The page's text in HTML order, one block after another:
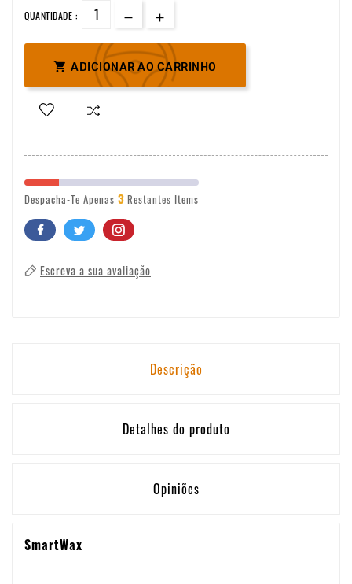
QUANTIDADE :
 ADICIONAR AO CARRINHO
Despacha-Te Apenas 3 Restantes Items
Escreva a sua avaliação
Descrição
Detalhes do produto
Opiniões
SmartWax